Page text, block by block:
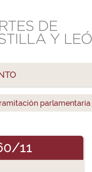
parlamentaria
11